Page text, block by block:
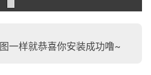
一样就恭喜你安装成功噜~